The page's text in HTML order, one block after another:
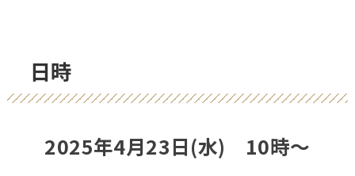
日時
2025年4月23日(水) 10時〜